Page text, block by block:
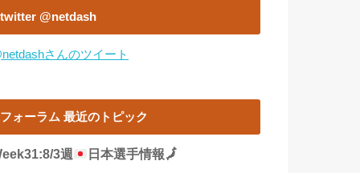
twitter @netdash
さんのツイート
フォーラム 最近のトピック
3週 日本選手情報🗾